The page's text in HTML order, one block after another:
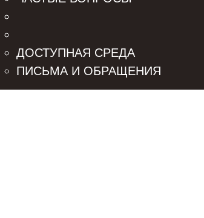
ДОСТУПНАЯ СРЕДА
ПИСЬМА И ОБРАЩЕНИЯ